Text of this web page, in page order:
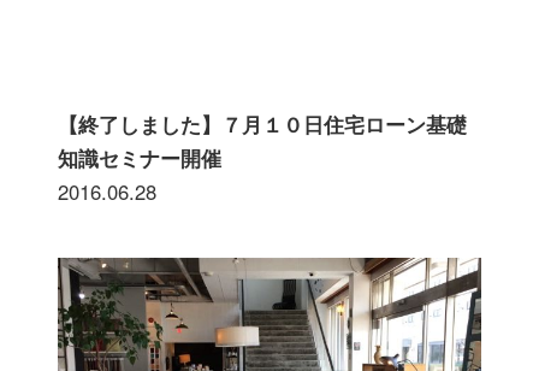
【終了しました】７月１０日住宅ローン基礎
知識セミナー開催
2016.06.28